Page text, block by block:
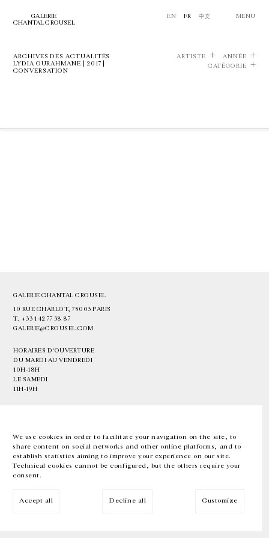
We use cookies in order to facilitate your navigation on the site, to
share content on social networks and other online platforms, and to
establish statistics aiming to improve your experience on our site.
Technical cookies cannot be configured, but the others require your
consent.
Accept all Decline all Customize
GALERIE
CHANTAL CROUSEL
EN FR 中文 MENU
ARCHIVES DES ACTUALITÉS
LYDIA OURAHMANE | 2017 |
CONVERSATION
ARTISTE
ANNÉE
CATÉGORIE
GALERIE CHANTAL CROUSEL
10 RUE CHARLOT, 75003 PARIS
T. +33 1 42 77 38 87
GALERIE@CROUSEL.COM
HORAIRES D'OUVERTURE
DU MARDI AU VENDREDI
10H-18H
LE SAMEDI
11H-19H
EN FR 中文 Facebook Instagram
Inscrivez-vous à notre newsletter